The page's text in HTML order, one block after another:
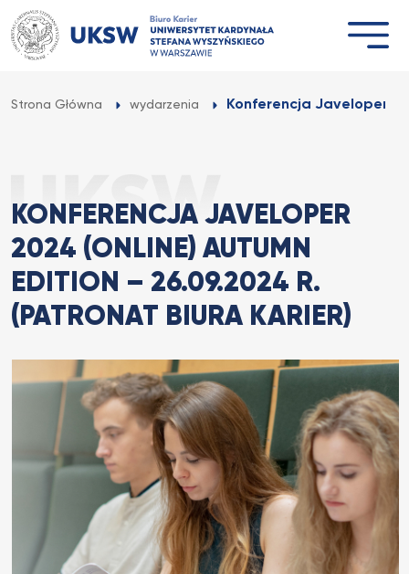
Przejdź
do
treści
Strona Główna wydarzenia Konferencja Javeloper
KONFERENCJA JAVELOPER
2024 (ONLINE) AUTUMN
EDITION – 26.09.2024 R.
(PATRONAT BIURA KARIER)